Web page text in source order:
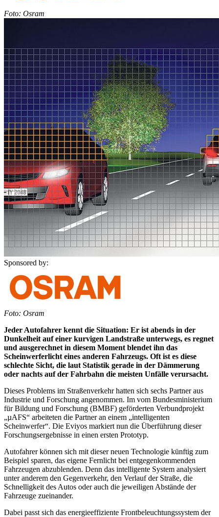
Foto: Osram
Sponsored by:
Foto: Osram
Jeder Autofahrer kennt die Situation: Er ist abends in der
Dunkelheit auf einer kurvigen Landstraße unterwegs, es regnet
und ausgerechnet in diesem Moment blendet ihn das
Scheinwerferlicht eines anderen Fahrzeugs. Oft ist es diese
schlechte Sicht, die laut Statistik gerade in der Dämmerung
oder nachts auf der Fahrbahn die meisten Unfälle verursacht.
Dieses Problems im Straßenverkehr hatten sich sechs Partner aus
Industrie und Forschung angenommen. Im vom Bundesministerium
für Bildung und Forschung (BMBF) geförderten Verbundprojekt
„µAFS“ arbeiteten die Partner an einem „intelligenten
Scheinwerfer“. Die Eviyos markiert nun die Überführung dieser
Forschungsergebnisse in einen ersten Prototyp.
Autofahrer können sich mit dieser neuen Technologie künftig zum
Beispiel sparen, das eigene Fernlicht bei entgegenkommenden
Fahrzeugen abzublenden. Denn das intelligente System analysiert
unter anderem den Gegenverkehr, den Verlauf der Straße, die
Schnelligkeit des Autos oder auch die jeweiligen Abstände der
Fahrzeuge zueinander.
Dabei passt sich das energieeffiziente Frontbeleuchtungssystem der